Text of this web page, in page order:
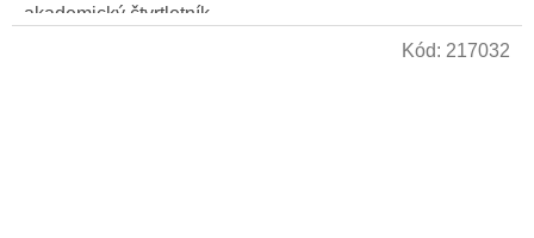
akademický čtvrtletník...
Kód: 217032